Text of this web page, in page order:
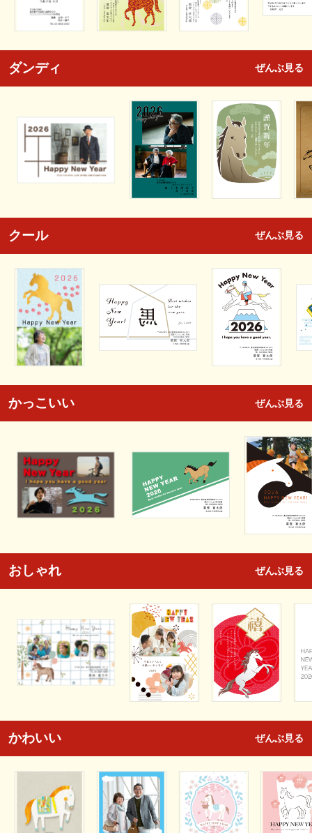
ダンディ ぜんぶ見る
クール ぜんぶ見る
かっこいい ぜんぶ見る
おしゃれ ぜんぶ見る
かわいい ぜんぶ見る